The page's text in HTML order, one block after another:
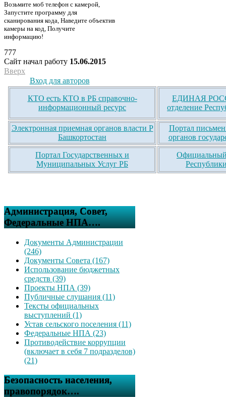
Возьмите моб телефон с камерой,
Запустите программу для
сканирования кода, Наведите объектив
камеры на код, Получите
информацию!
777
Сайт начал работу 15.06.2015
Вверх
Вход для авторов
КТО есть КТО в РБ справочно-
информационный ресурс
ЕДИНАЯ
отделение
Электронная приемная органов власти Р
Башкортостан
Портал
органов
Портал Государственных и
Муниципальных Услуг РБ
Официальный
Администрация, Совет,
Федеральные НПА….
Документы Администрации
(246)
Документы Совета (167)
Использование бюджетных
средств (39)
Проекты НПА (39)
Публичные слушания (11)
Тексты официальных
выступлений (1)
Устав сельского поселения (11)
Федеральные НПА (23)
Противодействие коррупции
(включает в себя 7 подразделов)
(21)
Безопасность населения,
правопорядок….